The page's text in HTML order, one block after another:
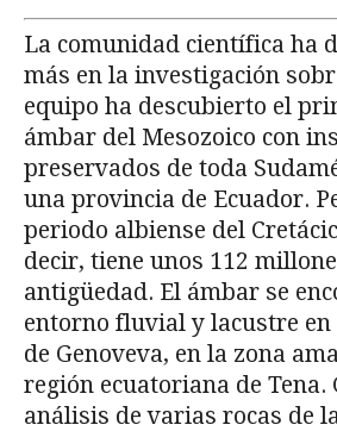
La comunidad científica ha
más en la investigación
equipo ha descubierto el
ámbar del Mesozoico con
preservados de toda
una provincia de Ecuador.
periodo albiense del
decir, tiene unos 112
antigüedad. El ámbar se
entorno fluvial y lacustre en
de Genoveva, en la zona
región ecuatoriana de Tena.
análisis de varias rocas de